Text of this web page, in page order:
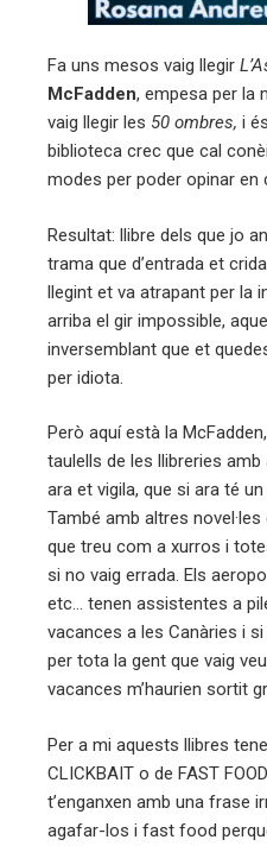
Fa uns mesos vaig llegir
McFadden, empesa per la
vaig llegir les 50 ombres, i
biblioteca crec que cal
modes per poder opinar en
Resultat: llibre dels que jo
trama que d’entrada et
llegint et va atrapant per la
arriba el gir impossible,
inversemblant que et
per idiota.
Però aquí està la
taulells de les llibreries
ara et vigila, que si ara té
També amb altres
que treu com a xurros i
si no vaig errada. Els
etc… tenen assistentes a
vacances a les Canàries i
per tota la gent que vaig
vacances m’haurien sortit
Per a mi aquests llibres
CLICKBAIT o de FAST
t’enganxen amb una frase
agafar-los i fast food